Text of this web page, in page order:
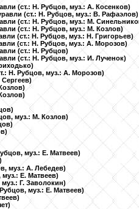
(ст.: Н. Рубцов, муз.: А. Косенков)
(ст.: Н. Рубцов, муз.: В. Рафаэлов)
(ст.: Н. Рубцов, муз.: М.
(ст.: Н. Рубцов, муз.: М. Козлов)
(ст.: Н. Рубцов, муз.: Н. Григорьев)
(ст.: Н. Рубцов, муз.: А. Морозов)
(ст.: Н. Рубцов)
(ст.: Н. Рубцов, муз.: И. Лученок)
Н. Рубцов, муз.: А. Морозов)
муз.: М. Козлов)
муз.: Е. Матвеев)
муз.: А. Лебедев)
муз.: Е. Матвеев)
Г. Заволокин)
муз.: Е. Матвеев)